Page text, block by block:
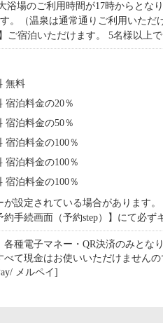
場のご利用時間が17時からとな
。（温泉は通常通りご利用いただ
宿泊いただけます。 5名様以上
無料
宿泊料金の20％
宿泊料金の50％
宿泊料金の100％
宿泊料金の100％
宿泊料金の100％
設定されている場合があります。
手続画面（予約step）】にて必ず
種電子マネー・QR決済のみとなり
て現金はお使いいただけませんの
メルペイ]